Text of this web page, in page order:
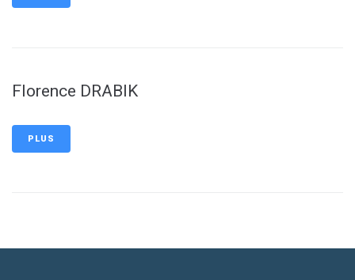
Florence DRABIK
PLUS